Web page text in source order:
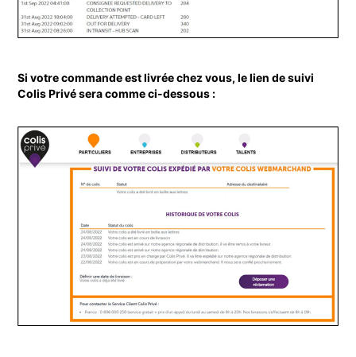
Si votre commande est livrée chez vous, le lien de suivi
Colis Privé sera comme ci-dessous :